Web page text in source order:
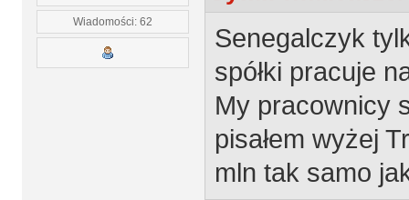
Wiadomości: 62
Senegalczyk
spółki pracuje
My pracownicy
pisałem wyżej
mln tak samo